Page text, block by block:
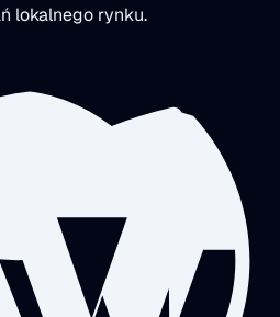
lokalnego rynku.